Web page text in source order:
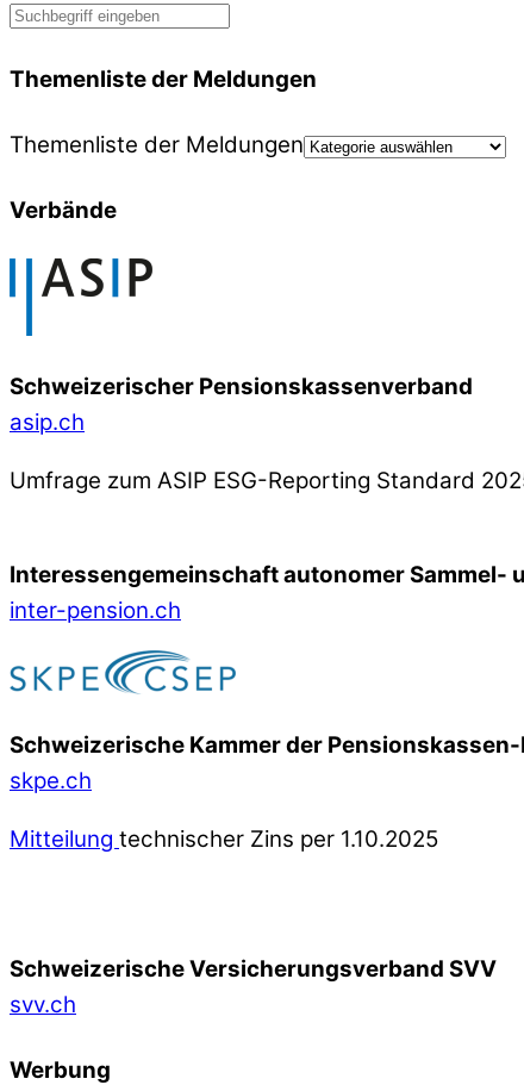
Themenliste der Meldungen
Themenliste der Meldungen
Verbände
Schweizerischer Pensionskassenverband
asip.ch
Umfrage zum ASIP ESG-Reporting Standard
Interessengemeinschaft autonomer Sammel-
inter-pension.ch
Schweizerische Kammer der
skpe.ch
Mitteilung technischer Zins per 1.10.2025
Schweizerische Versicherungsverband SVV
svv.ch
Werbung